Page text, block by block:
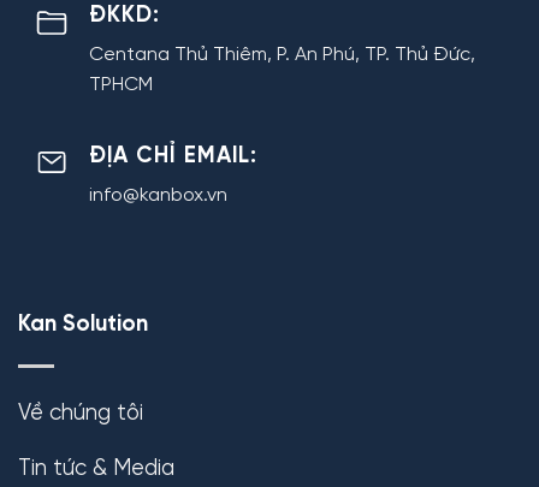
ĐKKD:
Centana Thủ Thiêm, P. An Phú, TP. Thủ Đức,
TPHCM
ĐỊA CHỈ EMAIL:
info@kanbox.vn
Kan Solution
Về chúng tôi
Tin tức & Media